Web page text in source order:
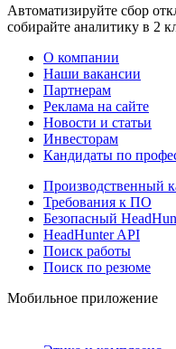
Автоматизируйте сбор
собирайте аналитику в 2
О компании
Наши вакансии
Партнерам
Реклама на сайте
Новости и статьи
Инвесторам
Кандидаты по
Производственный
Требования к ПО
Безопасный
HeadHunter API
Поиск работы
Поиск по резюме
Мобильное приложение